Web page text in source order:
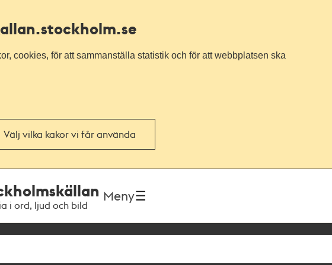
.stockholm.se
cookies, för att sammanställa statistik och för att webbplatsen ska
Välj vilka kakor vi får använda
i ord, ljud och bild
Meny